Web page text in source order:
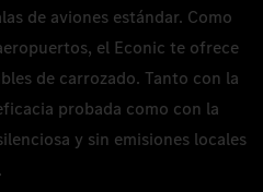
de aviones estándar. Como
el Econic te ofrece
de carrozado. Tanto con la
probada como con la
y sin emisiones locales